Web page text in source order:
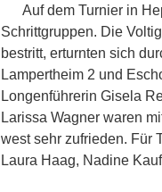
Auf dem Turnier in
Schrittgruppen. Die
bestritt, erturnten sich
Lampertheim 2 und
Longenführerin Gisela
Larissa Wagner waren
west sehr zufrieden. Für
Laura Haag, Nadine